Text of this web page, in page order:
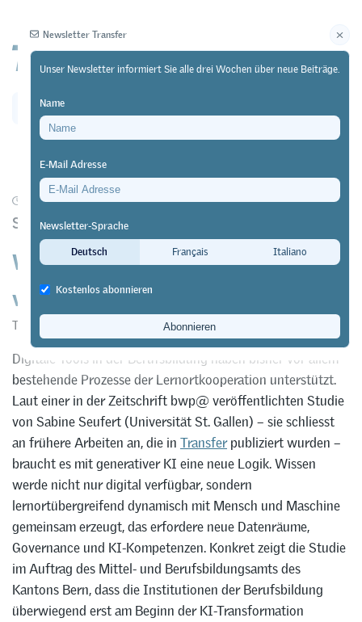
04/06/26 Forschung
Studie im Kanton Bern zeigt Handlungsbedarf
Wie KI die Lernortkooperation
voranbringen könnte
Transfer
Digitale Tools in der Berufsbildung haben bisher vor allem
bestehende Prozesse der Lernortkooperation unterstützt.
Laut einer in der Zeitschrift bwp@ veröffentlichten Studie
von Sabine Seufert (Universität St. Gallen) – sie schliesst
an frühere Arbeiten an, die in Transferpubliziert wurden –
braucht es mit generativer KI eine neue Logik. Wissen
werde nicht nur digital verfügbar, sondern
lernortübergreifend dynamisch mit Mensch und Maschine
gemeinsam erzeugt, das erfordere neue Datenräume,
Governance und KI-Kompetenzen. Konkret zeigt die Studie
im Auftrag des Mittel- und Berufsbildungsamts des
Kantons Bern, dass die Institutionen der Berufsbildung
überwiegend erst am Beginn der KI-Transformation
Newsletter Transfer
Unser Newsletter informiert Sie alle drei Wochen über neue Beiträge.
Name
E-Mail Adresse
Newsletter-Sprache
Deutsch
Français Italiano
Kostenlos abonnieren